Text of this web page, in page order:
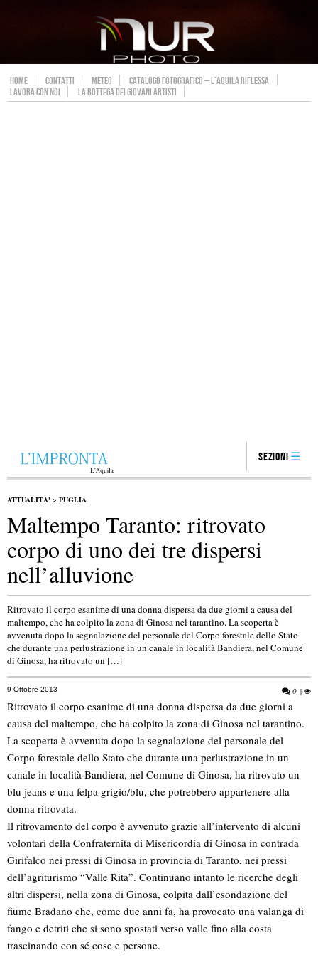
HOME CONTATTI METEO
CATALOGO FOTOGRAFICO – L’AQUILA RIFLESSA
LAVORA CON NOI
LA BOTTEGA DEI GIOVANI ARTISTI
Sezioni
ATTUALITA' > PUGLIA
Maltempo Taranto: ritrovato
corpo di uno dei tre dispersi
nell’alluvione
Ritrovato il corpo esanime di una donna dispersa da due giorni a causa del
maltempo, che ha colpito la zona di Ginosa nel tarantino. La scoperta è
avvenuta dopo la segnalazione del personale del Corpo forestale dello Stato
che durante una perlustrazione in un canale in località Bandiera, nel Comune
di Ginosa, ha ritrovato un […]
9 Ottobre 2013 0 |
Ritrovato il corpo esanime di una donna dispersa da due giorni a
causa del maltempo, che ha colpito la zona di Ginosa nel tarantino.
La scoperta è avvenuta dopo la segnalazione del personale del
Corpo forestale dello Stato che durante una perlustrazione in un
canale in località Bandiera, nel Comune di Ginosa, ha ritrovato un
blu jeans e una felpa grigio/blu, che potrebbero appartenere alla
donna ritrovata.
Il ritrovamento del corpo è avvenuto grazie all’intervento di alcuni
volontari della Confraternita di Misericordia di Ginosa in contrada
Girifalco nei pressi di Ginosa in provincia di Taranto, nei pressi
dell’agriturismo “Valle Rita”. Continuano intanto le ricerche degli
altri dispersi, nella zona di Ginosa, colpita dall’esondazione del
fiume Bradano che, come due anni fa, ha provocato una valanga di
fango e detriti che si sono spostati verso valle fino alla costa
trascinando con sé cose e persone.